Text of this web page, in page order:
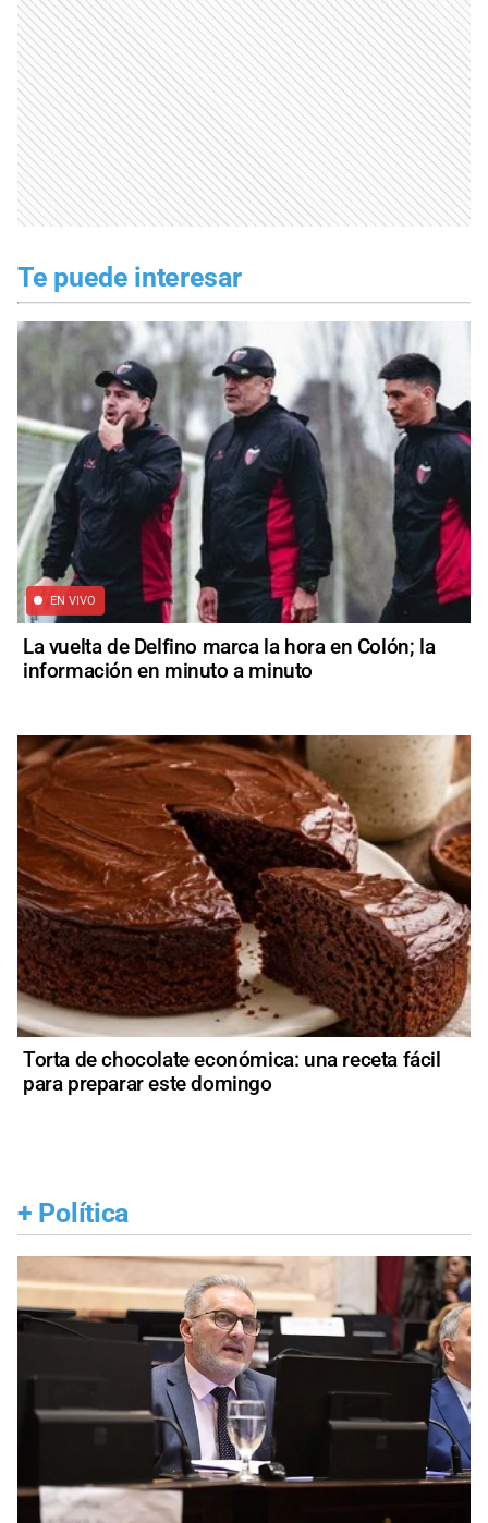
Te puede interesar
EN VIVO
La vuelta de Delfino marca la hora en Colón; la
información en minuto a minuto
Torta de chocolate económica: una receta fácil
para preparar este domingo
+ Política